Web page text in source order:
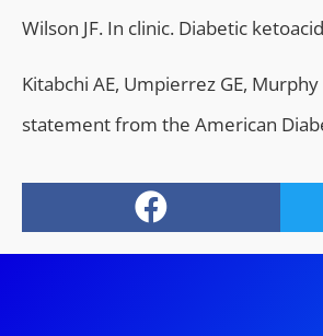
Wilson JF. In clinic. Diabetic
Kitabchi AE, Umpierrez GE,
statement from the American